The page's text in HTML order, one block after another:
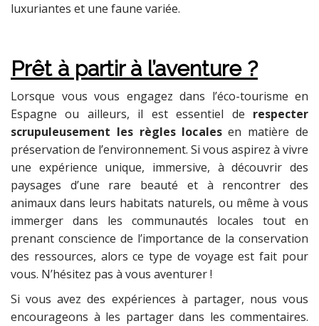
luxuriantes et une faune variée.
Prêt à partir à l’aventure ?
Lorsque vous vous engagez dans l’éco-tourisme en
Espagne ou ailleurs, il est essentiel de respecter
scrupuleusement les règles localesen matière de
préservation de l’environnement. Si vous aspirez à vivre
une expérience unique, immersive, à découvrir des
paysages d’une rare beauté et à rencontrer des
animaux dans leurs habitats naturels, ou même à vous
immerger dans les communautés locales tout en
prenant conscience de l’importance de la conservation
des ressources, alors ce type de voyage est fait pour
vous. N’hésitez pas à vous aventurer !
Si vous avez des expériences à partager, nous vous
encourageons à les partager dans les commentaires.